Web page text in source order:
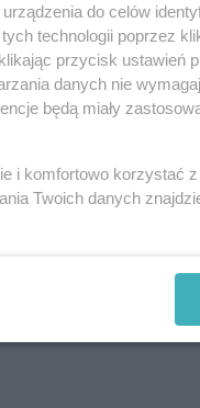
podłużnych i
działań i atrakcji
do celów
technologii poprzez
przycisk ustawień
danych nie
będą miały
i komfortowo korzystać
Twoich danych